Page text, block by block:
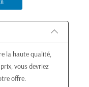
la haute qualité,
vous devriez
offre.